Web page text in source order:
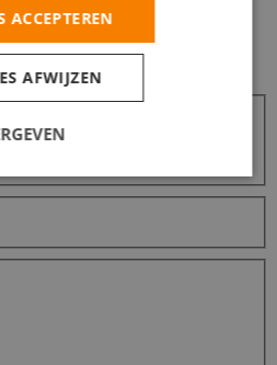
jou past Filters
ACCEPTEREN
AFWIJZEN